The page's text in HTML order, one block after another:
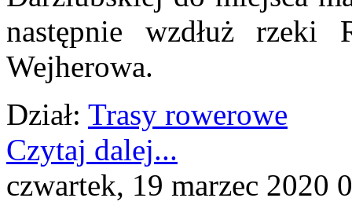
następnie wzdłuż rzeki
Wejherowa.
Dział: Trasy rowerowe
Czytaj dalej...
czwartek, 19 marzec 2020